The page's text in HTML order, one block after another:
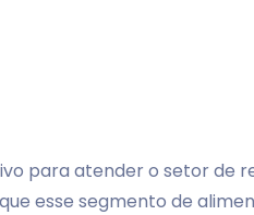
para atender o setor de
esse segmento de